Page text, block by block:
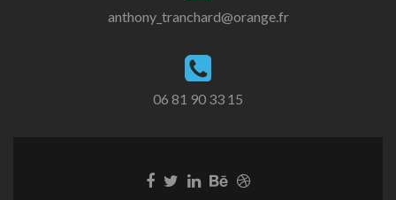
anthony_tranchard@orange.fr
06 81 90 33 15